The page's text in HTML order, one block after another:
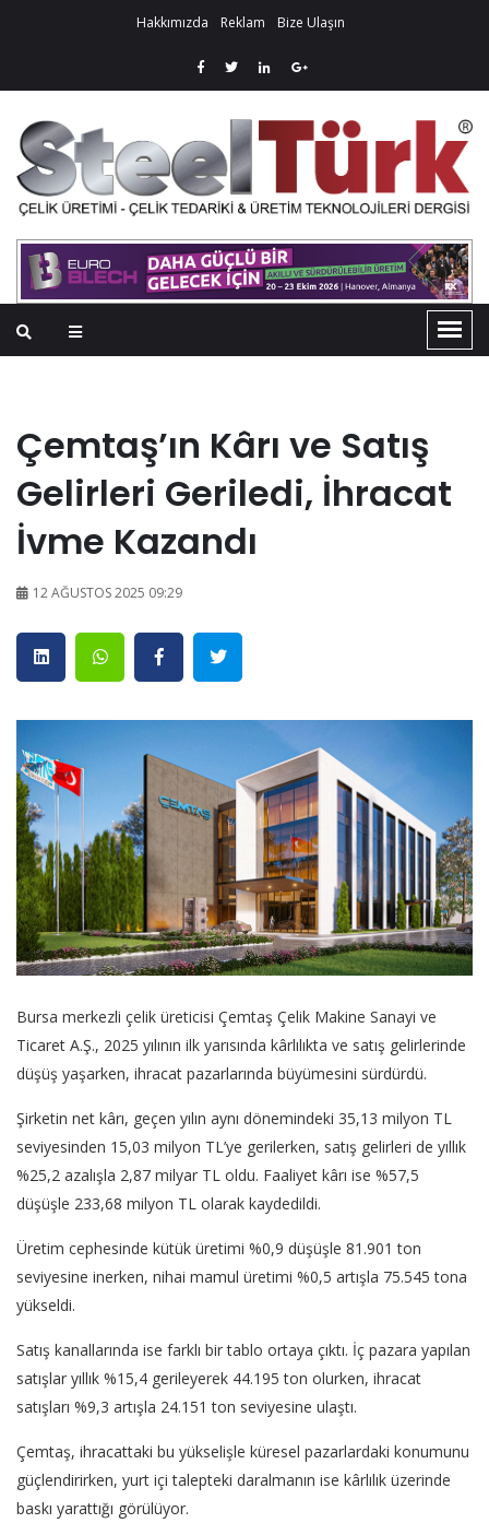
Hakkımızda Reklam Bize Ulaşın
Çemtaş’ın Kârı ve Satış
Gelirleri Geriledi, İhracat
İvme Kazandı
12 AĞUSTOS 2025 09:29
Bursa merkezli çelik üreticisi Çemtaş Çelik Makine Sanayi ve
Ticaret A.Ş., 2025 yılının ilk yarısında kârlılıkta ve satış gelirlerinde
düşüş yaşarken, ihracat pazarlarında büyümesini sürdürdü.
Şirketin net kârı, geçen yılın aynı dönemindeki 35,13 milyon TL
seviyesinden 15,03 milyon TL’ye gerilerken, satış gelirleri de yıllık
%25,2 azalışla 2,87 milyar TL oldu. Faaliyet kârı ise %57,5
düşüşle 233,68 milyon TL olarak kaydedildi.
Üretim cephesinde kütük üretimi %0,9 düşüşle 81.901 ton
seviyesine inerken, nihai mamul üretimi %0,5 artışla 75.545 tona
yükseldi.
Satış kanallarında ise farklı bir tablo ortaya çıktı. İç pazara yapılan
satışlar yıllık %15,4 gerileyerek 44.195 ton olurken, ihracat
satışları %9,3 artışla 24.151 ton seviyesine ulaştı.
Çemtaş, ihracattaki bu yükselişle küresel pazarlardaki konumunu
güçlendirirken, yurt içi talepteki daralmanın ise kârlılık üzerinde
baskı yarattığı görülüyor.